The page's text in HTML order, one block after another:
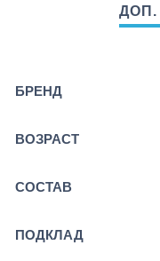
БРЕНД
ВОЗРАСТ
СОСТАВ
ПОДКЛАД